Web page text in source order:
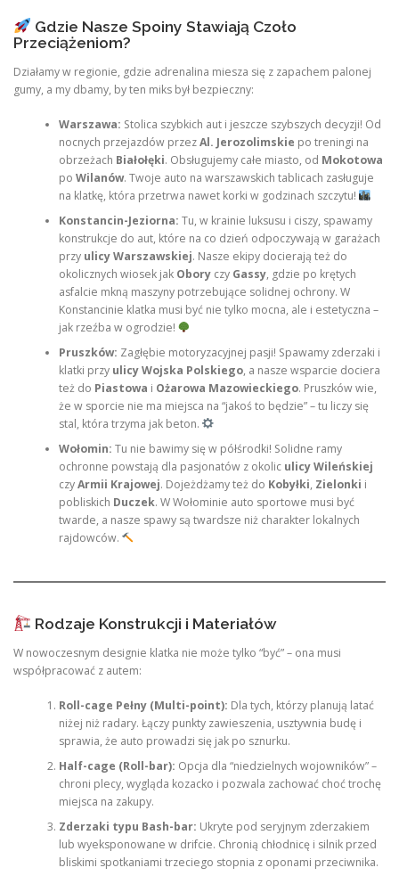
Gdzie Nasze Spoiny Stawiają Czoło
Przeciążeniom?
Działamy w regionie, gdzie adrenalina miesza się z zapachem palonej
gumy, a my dbamy, by ten miks był bezpieczny:
Warszawa: Stolica szybkich aut i jeszcze szybszych decyzji! Od
nocnych przejazdów przezAl. Jerozolimskie po treningi na
obrzeżach Białołęki. Obsługujemy całe miasto, od Mokotowa
po Wilanów. Twoje auto na warszawskich tablicach zasługuje
na klatkę, która przetrwa nawet korki w godzinach szczytu!
Konstancin-Jeziorna: Tu, w krainie luksusu i ciszy, spawamy
konstrukcje do aut, które na co dzień odpoczywają w garażach
przy ulicy Warszawskiej. Nasze ekipy docierają też do
okolicznych wiosek jak Oboryczy Gassy, gdzie po krętych
asfalcie mkną maszyny potrzebujące solidnej ochrony. W
Konstancinie klatka musi być nie tylko mocna, ale i estetyczna –
jak rzeźba w ogrodzie!
Pruszków: Zagłębie motoryzacyjnej pasji! Spawamy zderzaki i
klatki przy ulicy Wojska Polskiego, a nasze wsparcie dociera
też do Piastowa i Ożarowa Mazowieckiego. Pruszków wie,
że w sporcie nie ma miejsca na “jakoś to będzie” – tu liczy się
stal, która trzyma jak beton.
Wołomin: Tu nie bawimy się w półśrodki! Solidne ramy
ochronne powstają dla pasjonatów z okolic ulicy Wileńskiej
czyArmii Krajowej. Dojeżdżamy też do Kobyłki, Zielonki i
pobliskich Duczek. W Wołominie auto sportowe musi być
twarde, a nasze spawy są twardsze niż charakter lokalnych
rajdowców.
Rodzaje Konstrukcji i Materiałów
W nowoczesnym designie klatka nie może tylko “być” – ona musi
współpracować z autem:
Roll-cage Pełny (Multi-point): Dla tych, którzy planują latać
niżej niż radary. Łączy punkty zawieszenia, usztywnia budę i
sprawia, że auto prowadzi się jak po sznurku.
Half-cage (Roll-bar): Opcja dla “niedzielnych wojowników” –
chroni plecy, wygląda kozacko i pozwala zachować choć trochę
miejsca na zakupy.
Zderzaki typu Bash-bar: Ukryte pod seryjnym zderzakiem
lub wyeksponowane w drifcie. Chronią chłodnicę i silnik przed
bliskimi spotkaniami trzeciego stopnia z oponami przeciwnika.